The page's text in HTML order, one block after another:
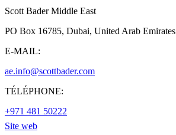
Scott Bader Middle East
PO Box 16785, Dubai, United Arab Emirates
E-MAIL:
ae.info@scottbader.com
TÉLÉPHONE:
+971 481 50222
Site web